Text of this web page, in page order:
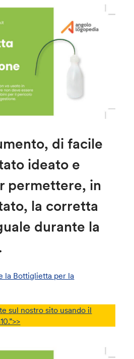
di facile
ideato e
permettere, in
la corretta
durante la
la Bottiglietta per la
sul nostro sito usando il